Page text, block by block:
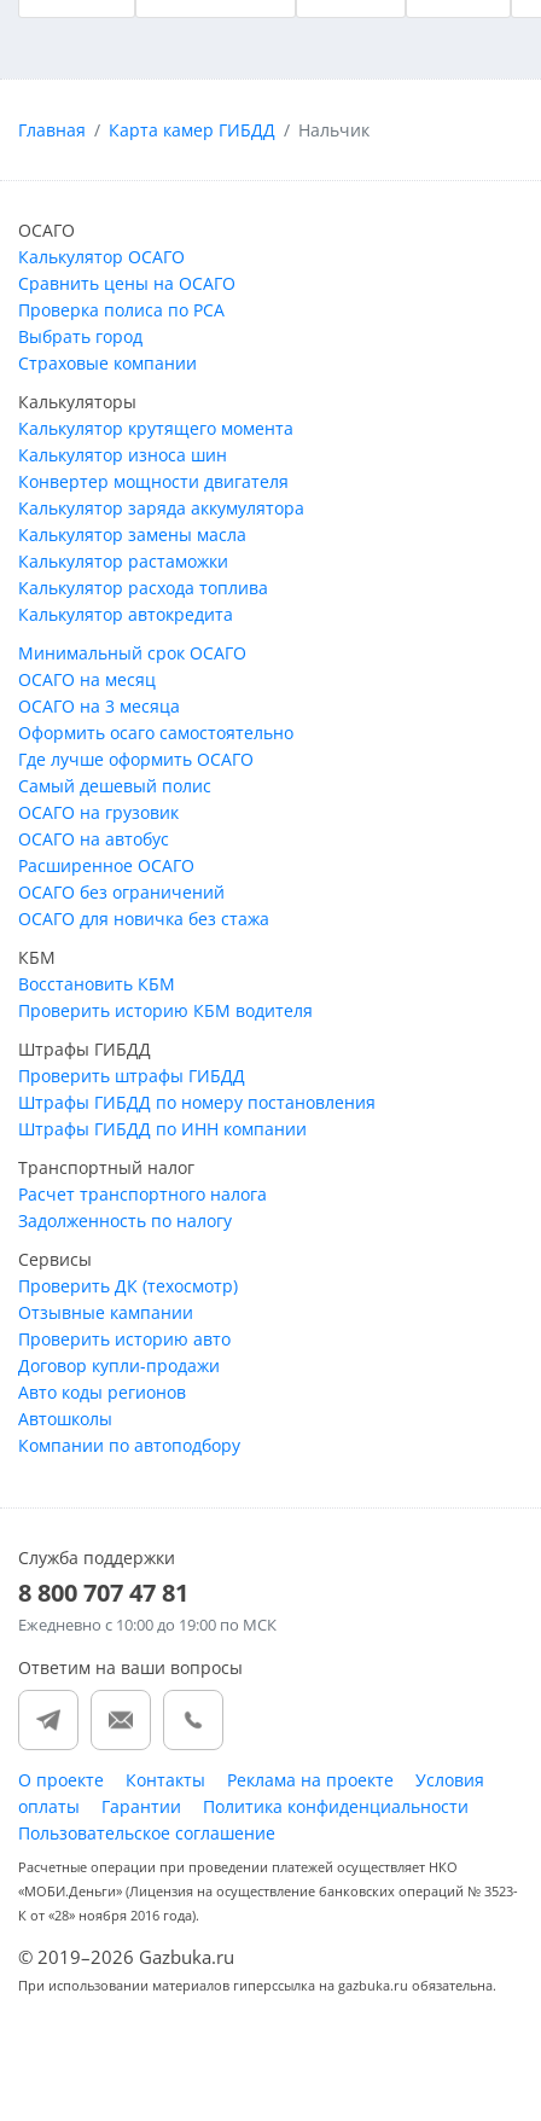
Главная Карта камер ГИБДД Нальчик
ОСАГО
Калькулятор ОСАГО
Сравнить цены на ОСАГО
Проверка полиса по РСА
Выбрать город
Страховые компании
Калькуляторы
Калькулятор крутящего момента
Калькулятор износа шин
Конвертер мощности двигателя
Калькулятор заряда аккумулятора
Калькулятор замены масла
Калькулятор растаможки
Калькулятор расхода топлива
Калькулятор автокредита
Минимальный срок ОСАГО
ОСАГО на месяц
ОСАГО на 3 месяца
Оформить осаго самостоятельно
Где лучше оформить ОСАГО
Самый дешевый полис
ОСАГО на грузовик
ОСАГО на автобус
Расширенное ОСАГО
ОСАГО без ограничений
ОСАГО для новичка без стажа
КБМ
Восстановить КБМ
Проверить историю КБМ водителя
Штрафы ГИБДД
Проверить штрафы ГИБДД
Штрафы ГИБДД по номеру постановления
Штрафы ГИБДД по ИНН компании
Транспортный налог
Расчет транспортного налога
Задолженность по налогу
Сервисы
Проверить ДК (техосмотр)
Отзывные кампании
Проверить историю авто
Договор купли-продажи
Авто коды регионов
Автошколы
Компании по автоподбору
Служба поддержки
8 800 707 47 81
Ежедневно с 10:00 до 19:00 по МСК
Ответим на ваши вопросы
О проекте Контакты Реклама на проекте
Условия
оплаты
Гарантии
Политика конфиденциальности
Пользовательское соглашение
Расчетные операции при проведении платежей осуществляет НКО
«МОБИ.Деньги» (Лицензия на осуществление банковских операций № 3523-
К от «28» ноября 2016 года).
© 2019–2026 Gazbuka.ru
При использовании материалов гиперссылка на gazbuka.ru обязательна.